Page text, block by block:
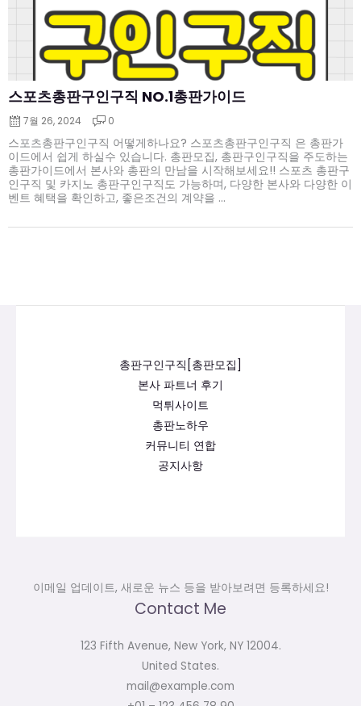
스포츠총판구인구직 NO.1총판가이드
7월 26, 2024 0
스포츠총판구인구직 어떻게하나요? 스포츠총판구인구직 은 총판가
이드에서 쉽게 하실수 있습니다. 총판모집, 총판구인구직을 주도하는
총판가이드에서 본사와 총판의 만남을 시작해보세요!! 스포츠 총판구
인구직 및 카지노 총판구인구직도 가능하며, 다양한 본사와 다양한 이
벤트 혜택을 확인하고, 좋은조건의 계약을 ...
총판구인구직[총판모집]
본사 파트너 후기
먹튀사이트
총판노하우
커뮤니티 연합
공지사항
이메일 업데이트, 새로운 뉴스 등을 받아보려면 등록하세요!
Contact Me
123 Fifth Avenue, New York, NY 12004.
United States.
mail@example.com